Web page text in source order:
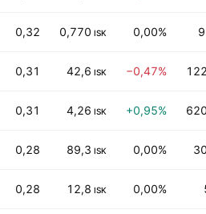
0,32 0,770 ISK 0,00%
0,31 42,6 ISK −0,47%
0,31 4,26 ISK +0,95%
0,28 89,3 ISK 0,00%
0,28 12,8 ISK 0,00%